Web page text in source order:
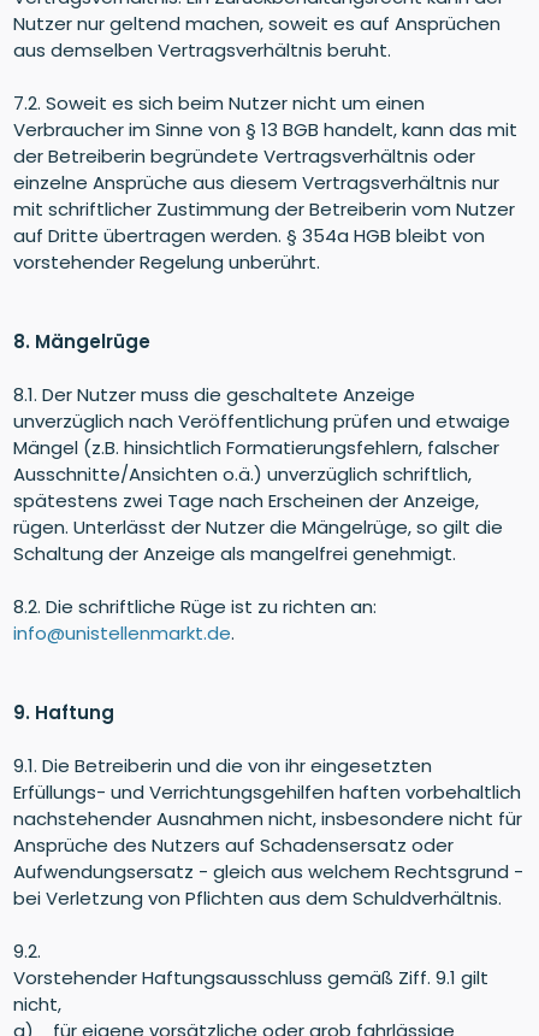
Nutzer nur geltend machen, soweit es auf Ansprüchen
aus demselben Vertragsverhältnis beruht.
7.2. Soweit es sich beim Nutzer nicht um einen
Verbraucher im Sinne von § 13 BGB handelt, kann das mit
der Betreiberin begründete Vertragsverhältnis oder
einzelne Ansprüche aus diesem Vertragsverhältnis nur
mit schriftlicher Zustimmung der Betreiberin vom Nutzer
auf Dritte übertragen werden. § 354a HGB bleibt von
vorstehender Regelung unberührt.
8. Mängelrüge
8.1. Der Nutzer muss die geschaltete Anzeige
unverzüglich nach Veröffentlichung prüfen und etwaige
Mängel (z.B. hinsichtlich Formatierungsfehlern, falscher
Ausschnitte/Ansichten o.ä.) unverzüglich schriftlich,
spätestens zwei Tage nach Erscheinen der Anzeige,
rügen. Unterlässt der Nutzer die Mängelrüge, so gilt die
Schaltung der Anzeige als mangelfrei genehmigt.
8.2. Die schriftliche Rüge ist zu richten an:
info@unistellenmarkt.de.
9. Haftung
9.1. Die Betreiberin und die von ihr eingesetzten
Erfüllungs- und Verrichtungsgehilfen haften vorbehaltlich
nachstehender Ausnahmen nicht, insbesondere nicht für
Ansprüche des Nutzers auf Schadensersatz oder
Aufwendungsersatz - gleich aus welchem Rechtsgrund -
bei Verletzung von Pflichten aus dem Schuldverhältnis.
9.2.
Vorstehender Haftungsausschluss gemäß Ziff. 9.1 gilt
nicht,
a) für eigene vorsätzliche oder grob fahrlässige